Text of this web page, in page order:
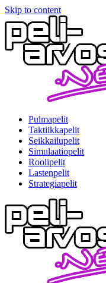
Skip to content
Pulmapelit
Taktiikkapelit
Seikkailupelit
Simulaatiopelit
Roolipelit
Lastenpelit
Strategiapelit